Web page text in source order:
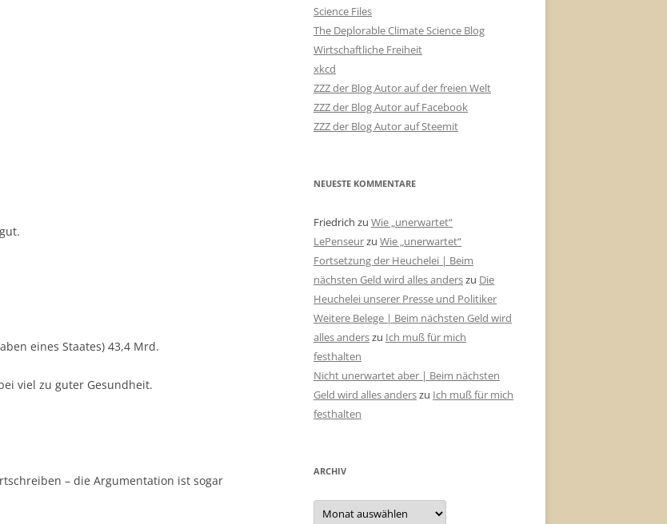
eines Staates) 43,4 Mrd.
viel zu guter Gesundheit.
– die Argumentation ist sogar
Science Files
The Deplorable Climate Science Blog
Wirtschaftliche Freiheit
xkcd
ZZZ der Blog Autor auf der freien Welt
ZZZ der Blog Autor auf Facebook
ZZZ der Blog Autor auf Steemit
NEUESTE KOMMENTARE
Friedrich zu Wie „unerwartet“
LePenseurzu Wie „unerwartet“
Fortsetzung der Heuchelei | Beim
nächsten Geld wird alles anderszu Die
Heuchelei unserer Presse und Politiker
Weitere Belege | Beim nächsten Geld wird
alles anderszu Ich muß für mich
festhalten
Nicht unerwartet aber | Beim nächsten
Geld wird alles anderszu Ich muß für mich
festhalten
ARCHIV
Archiv